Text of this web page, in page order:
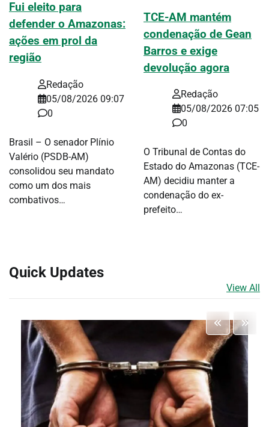
Fui eleito para
defender o Amazonas:
ações em prol da
região
Redação
05/08/2026 09:07
0
Brasil – O senador Plínio
Valério (PSDB-AM)
consolidou seu mandato
como um dos mais
combativos…
TCE-AM mantém
condenação de Gean
Barros e exige
devolução agora
Redação
05/08/2026 07:05
0
O Tribunal de Contas do
Estado do Amazonas (TCE-
AM) decidiu manter a
condenação do ex-
prefeito…
Quick Updates
View All